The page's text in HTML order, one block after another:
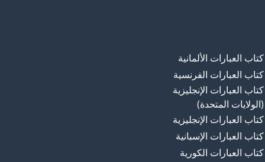
كتاب العبارات الألمانية
كتاب العبارات الفرنسية
كتاب العبارات الإنجليزية
(الولايات المتحدة)
كتاب العبارات الإنجليزية
كتاب العبارات الإسبانية
كتاب العبارات الكورية